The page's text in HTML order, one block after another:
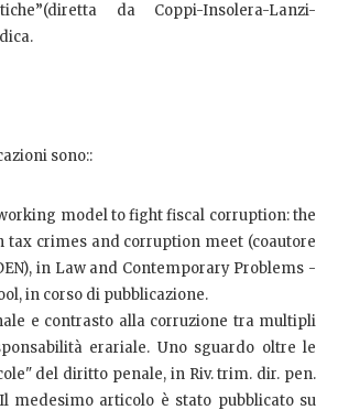
da Coppi-Insolera-Lanzi-
sono::
model to fight fiscal corruption: the
tax crimes and corruption meet (coautore
in Law and Contemporary Problems -
in corso di pubblicazione.
e contrasto alla corruzione tra multipli
erariale. Uno sguardo oltre le
del diritto penale, in Riv. trim. dir. pen.
Il medesimo articolo è stato pubblicato su